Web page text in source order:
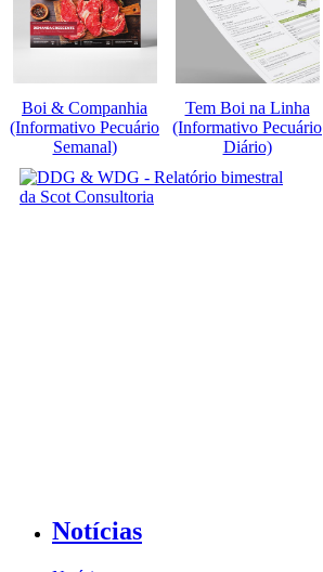
Boi & Companhia
(Informativo Pecuário
Semanal)
Tem Boi na Linha
(Informativo Pecuário
Diário)
Notícias